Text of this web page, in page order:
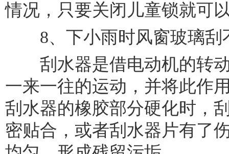
情况，只要关闭儿童锁就可
8、下小雨时风窗玻璃刮
刮水器是借电动机的转动
一来一往的运动，并将此作
刮水器的橡胶部分硬化时，
密贴合，或者刮水器片有了